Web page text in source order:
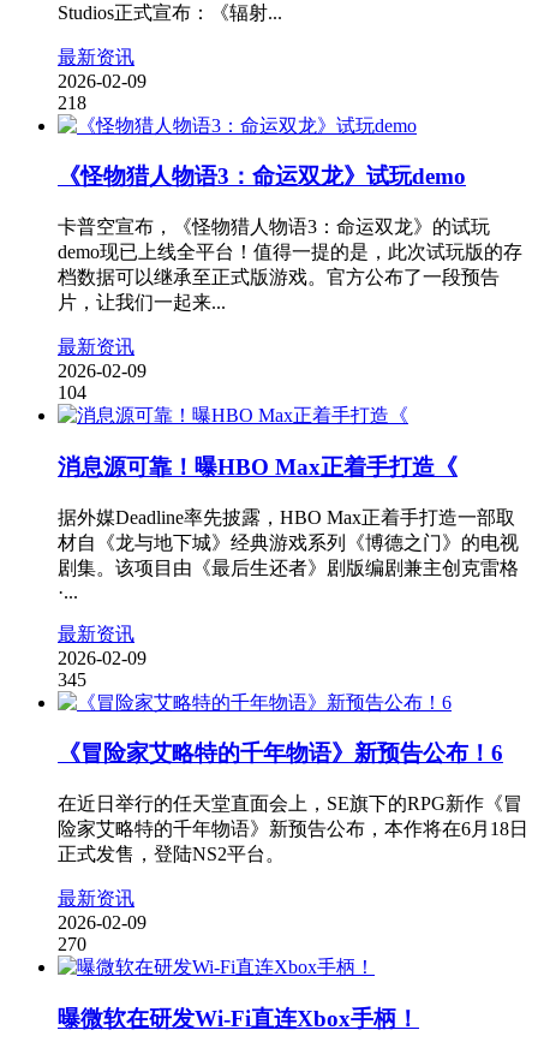
Studios正式宣布：《辐射...
最新资讯
2026-02-09
218
《怪物猎人物语3：命运双龙》试玩demo
卡普空宣布，《怪物猎人物语3：命运双龙》的试玩
demo现已上线全平台！值得一提的是，此次试玩版的存
档数据可以继承至正式版游戏。官方公布了一段预告
片，让我们一起来...
最新资讯
2026-02-09
104
消息源可靠！曝HBO Max正着手打造《
据外媒Deadline率先披露，HBO Max正着手打造一部取
材自《龙与地下城》经典游戏系列《博德之门》的电视
剧集。该项目由《最后生还者》剧版编剧兼主创克雷格
·...
最新资讯
2026-02-09
345
《冒险家艾略特的千年物语》新预告公布！6
在近日举行的任天堂直面会上，SE旗下的RPG新作《冒
险家艾略特的千年物语》新预告公布，本作将在6月18日
正式发售，登陆NS2平台。
最新资讯
2026-02-09
270
曝微软在研发Wi-Fi直连Xbox手柄！